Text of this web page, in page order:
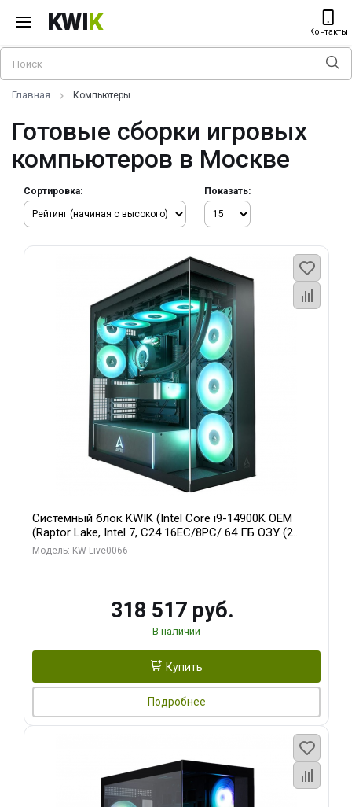
KWIK Контакты
Главная Компьютеры
Готовые сборки игровых
компьютеров в Москве
Сортировка: Показать:
Системный блок KWIK (Intel Core i9-14900K OEM
(Raptor Lake, Intel 7, C24 16EC/8PC/ 64 ГБ ОЗУ (2
модуля)/ Gigabyte RTX5080 XTREME WATERFORCE
Модель: KW-Live0066
318 517 руб.
В наличии
Купить
Подробнее